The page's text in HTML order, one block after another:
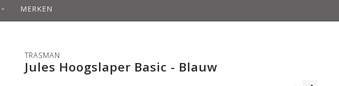
MERKEN
TRASMAN
Jules Hoogslaper Basic - Blauw